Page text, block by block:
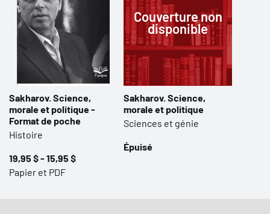
Sakharov. Science,
morale et politique -
Format de poche
Histoire
19,95 $ - 15,95 $
Papier et PDF
Couverture non
disponible
Sakharov. Science,
morale et politique
Sciences et génie
Épuisé